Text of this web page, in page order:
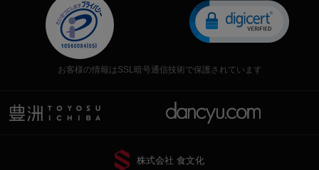
お客様の情報はSSL暗号通信技術で保護されています
株式会社 食文化